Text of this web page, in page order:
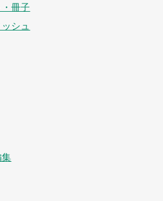
冊子
シュ